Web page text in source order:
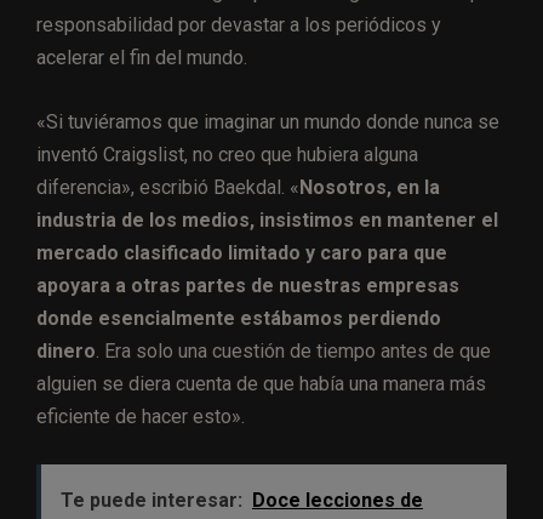
responsabilidad por devastar a los periódicos y
acelerar el fin del mundo.
«Si tuviéramos que imaginar un mundo donde nunca se
inventó Craigslist, no creo que hubiera alguna
diferencia», escribió Baekdal. «Nosotros, en la
industria de los medios, insistimos en mantener el
mercado clasificado limitado y caro para que
apoyara a otras partes de nuestras empresas
donde esencialmente estábamos perdiendo
dinero . Era solo una cuestión de tiempo antes de que
alguien se diera cuenta de que había una manera más
eficiente de hacer esto».
Te puede interesar: Doce lecciones de